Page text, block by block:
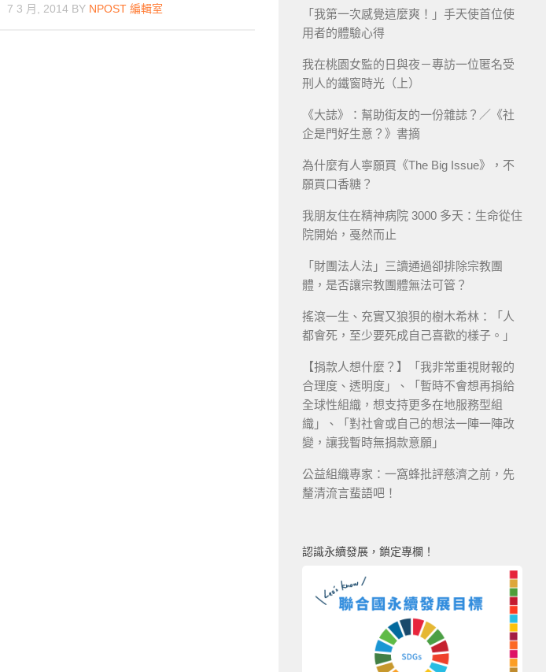
7 3 月, 2014BY NPOST 編輯室
「我第一次感覺這麼爽！」手天使首位使
用者的體驗心得
我在桃園女監的日與夜－專訪一位匿名受
刑人的鐵窗時光（上）
《大誌》：幫助街友的一份雜誌？／《社
企是門好生意？》書摘
為什麼有人寧願買《The Big Issue》，不
願買口香糖？
我朋友住在精神病院 3000 多天：生命從住
院開始，戞然而止
「財團法人法」三讀通過卻排除宗教團
體，是否讓宗教團體無法可管？
搖滾一生、充實又狼狽的樹木希林：「人
都會死，至少要死成自己喜歡的樣子。」
【捐款人想什麼？】「我非常重視財報的
合理度、透明度」、「暫時不會想再捐給
全球性組織，想支持更多在地服務型組
織」、「對社會或自己的想法一陣一陣改
變，讓我暫時無捐款意願」
公益組織專家：一窩蜂批評慈濟之前，先
釐清流言蜚語吧！
認識永續發展，鎖定專欄！